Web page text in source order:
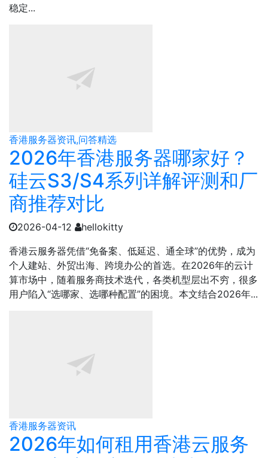
稳定...
香港服务器资讯,问答精选
2026年香港服务器哪家好？
硅云S3/S4系列详解评测和厂
商推荐对比
2026-04-12
hellokitty
香港云服务器凭借“免备案、低延迟、通全球”的优势，成为
个人建站、外贸出海、跨境办公的首选。在2026年的云计
算市场中，随着服务商技术迭代，各类机型层出不穷，很多
用户陷入“选哪家、选哪种配置”的困境。本文结合2026年...
香港服务器资讯
2026年如何租用香港云服务